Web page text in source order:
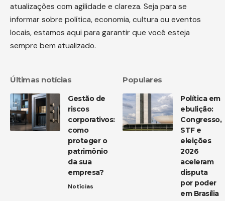
atualizações com agilidade e clareza. Seja para se
informar sobre política, economia, cultura ou eventos
locais, estamos aqui para garantir que você esteja
sempre bem atualizado.
Últimas notícias
Gestão de
riscos
corporativos:
como
proteger o
patrimônio
da sua
empresa?
Notícias
Populares
Política em
ebulição:
Congresso,
STF e
eleições
2026
aceleram
disputa
por poder
em Brasília